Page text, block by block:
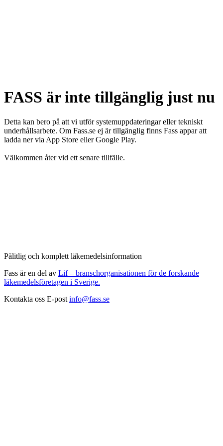
FASS är inte tillgänglig just nu
Detta kan bero på att vi utför systemuppdateringar eller tekniskt
underhållsarbete. Om Fass.se ej är tillgänglig finns Fass appar att
ladda ner via App Store eller Google Play.
Välkommen åter vid ett senare tillfälle.
Pålitlig och komplett läkemedelsinformation
Fass är en del av Lif – branschorganisationen för de forskande
läkemedelsföretagen i Sverige.
Kontakta oss E-post info@fass.se